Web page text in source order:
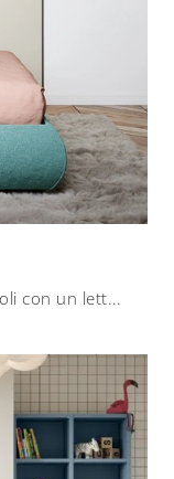
Vuoi ultimare la stanza dei più piccoli con un letto singolo in tessuto? Ti presentiamo il modello Roller di Nidi per spazi moderni.